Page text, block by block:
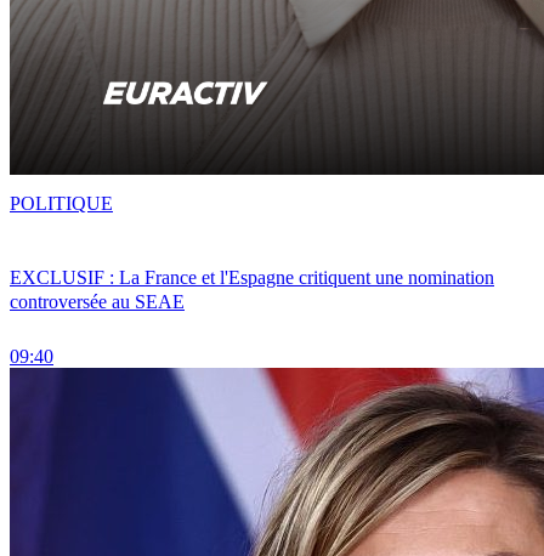
EXCLUSIF : La France et l'Espagne critiquent une nomination
controversée au SEAE
09:40
POLITIQUE